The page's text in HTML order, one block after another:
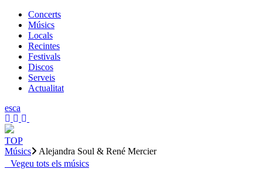
Concerts
Músics
Locals
Recintes
Festivals
Discos
Serveis
Actualitat
esca
TOP
Músics
Alejandra Soul & René Mercier
Vegeu tots els músics